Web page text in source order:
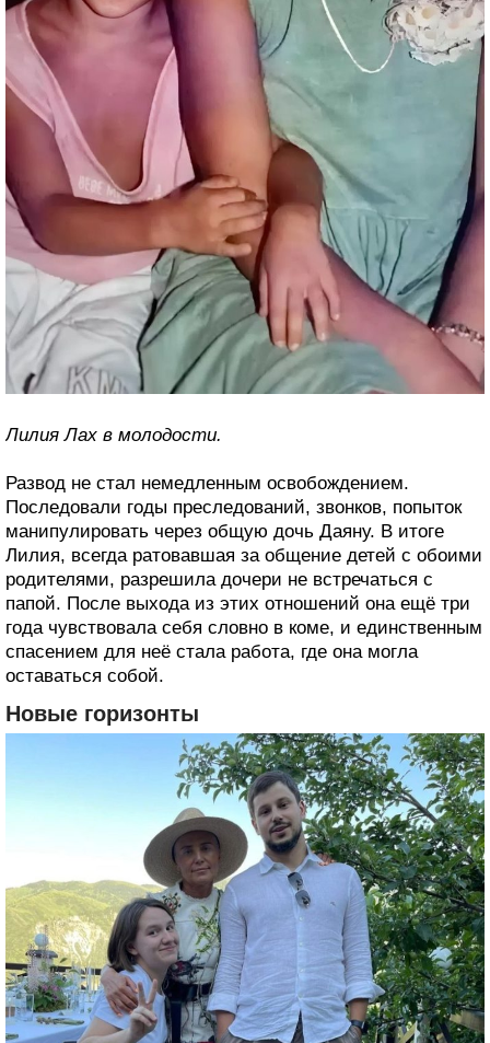
Лилия Лах в молодости.
Развод не стал немедленным освобождением.
Последовали годы преследований, звонков, попыток
манипулировать через общую дочь Даяну. В итоге
Лилия, всегда ратовавшая за общение детей с обоими
родителями, разрешила дочери не встречаться с
папой. После выхода из этих отношений она ещё три
года чувствовала себя словно в коме, и единственным
спасением для неё стала работа, где она могла
оставаться собой.
Новые горизонты